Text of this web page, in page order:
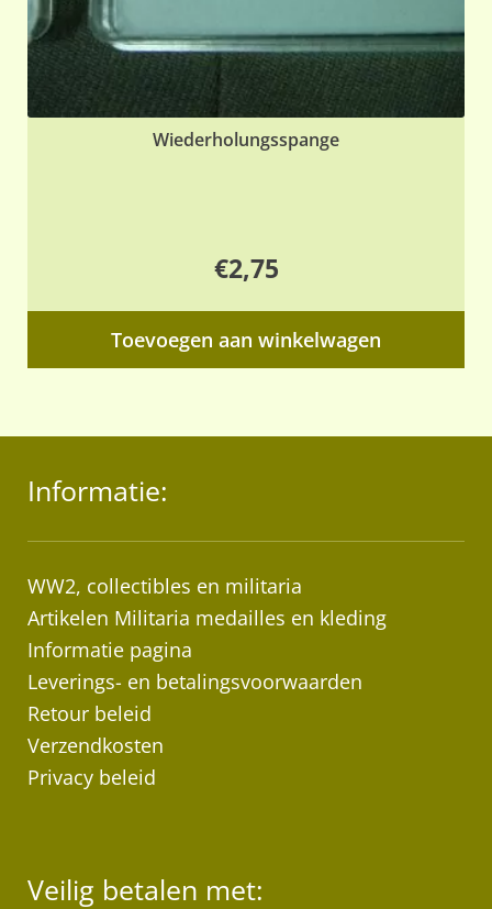
Wiederholungsspange
€2,75
Toevoegen aan winkelwagen
Informatie:
WW2, collectibles en militaria
Artikelen Militaria medailles en kleding
Informatie pagina
Leverings- en betalingsvoorwaarden
Retour beleid
Verzendkosten
Privacy beleid
Veilig betalen met: